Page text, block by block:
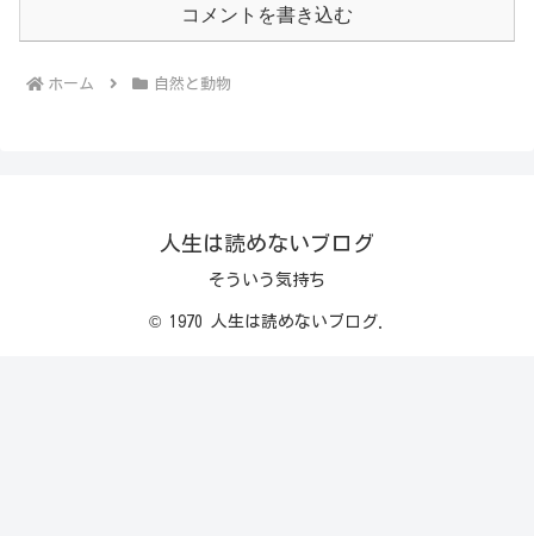
コメントを書き込む
ホーム 自然と動物
人生は読めないブログ
そういう気持ち
© 1970 人生は読めないブログ.